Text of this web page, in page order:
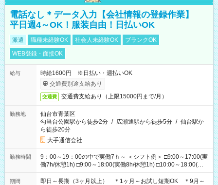
電話なし＊データ入力【会社情報の登録作業】
平日週4～OK！服装自由！日払いOK
派遣 職種未経験OK 社会人未経験OK
ブランクOK
WEB登録・面接OK
給与
時給1600円 ※日払い・週払いOK
交通費別途支給あり
交通費 交通費支給あり（上限15000円まで/月）
勤務地
仙台市青葉区
勾当台公園駅から徒歩2分 / 広瀬通駅から徒歩5分 / 仙台駅か
ら徒歩20分
大手通信会社
勤務時間
9：00～19：00の中で実働7ｈ～ ＜シフト例＞ □9:00～17:00(実
働7h/休憩1h) □9:00～18:00(実働8h/休憩1h) □10:00～18:00(実
働7h/休憩1h) □10:00～19:00(実働8h/休憩1h) ＊時間固定ＯＫ
期間
即日～長期（3ヶ月以上） ＊1ヶ月～お試し短期OK ＊9月～